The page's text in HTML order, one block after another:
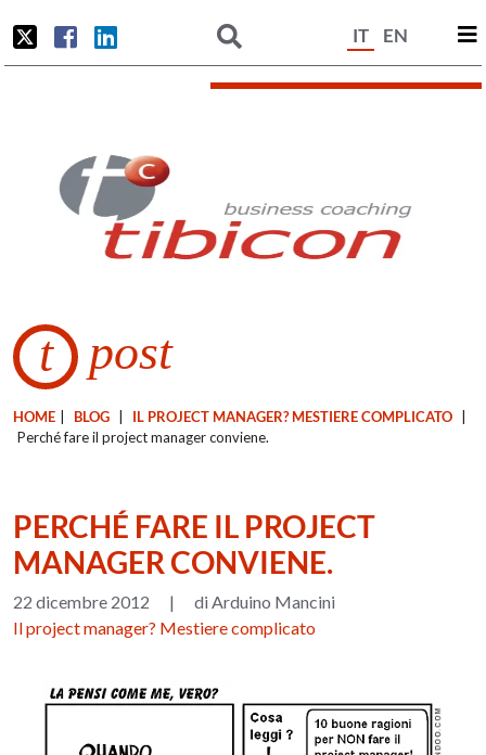
IT EN
t post
HOME BLOG IL PROJECT MANAGER? MESTIERE COMPLICATO
Perché fare il project manager conviene.
PERCHÉ FARE IL PROJECT
MANAGER CONVIENE.
22 dicembre 2012 |
di Arduino Mancini
Il project manager? Mestiere complicato